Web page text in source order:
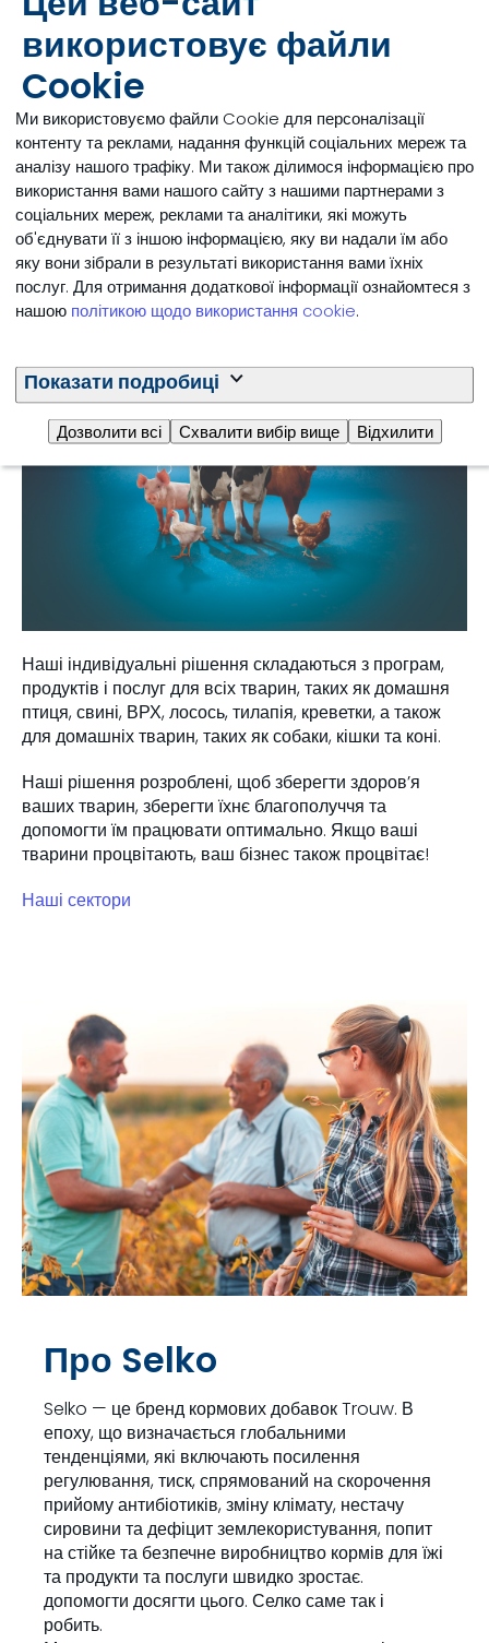
використовує файли
Cookie
Ми використовуємо файли Cookie для персоналізації
контенту та реклами, надання функцій соціальних мереж та
аналізу нашого трафіку. Ми також ділимося інформацією про
використання вами нашого сайту з нашими партнерами з
соціальних мереж, реклами та аналітики, які можуть
об'єднувати її з іншою інформацією, яку ви надали їм або
яку вони зібрали в результаті використання вами їхніх
послуг. Для отримання додаткової інформації ознайомтеся з
нашою політикою щодо використання cookie.
Показати подробиці
Дозволити всі Схвалити вибір вище Відхилити
Feed additives for
poultry, swine,
ruminants and aqua
Наші індивідуальні рішення складаються з програм,
продуктів і послуг для всіх тварин, таких як домашня
птиця, свині, ВРХ, лосось, тилапія, креветки, а також
для домашніх тварин, таких як собаки, кішки та коні.
Наші рішення розроблені, щоб зберегти здоров’я
ваших тварин, зберегти їхнє благополуччя та
допомогти їм працювати оптимально. Якщо ваші
тварини процвітають, ваш бізнес також процвітає!
Наші сектори
Про Selko
Selko — це бренд кормових добавок Trouw. В
епоху, що визначається глобальними
тенденціями, які включають посилення
регулювання, тиск, спрямований на скорочення
прийому антибіотиків, зміну клімату, нестачу
сировини та дефіцит землекористування, попит
на стійке та безпечне виробництво кормів для їжі
та продукти та послуги швидко зростає.
допомогти досягти цього. Селко саме так і
робить.